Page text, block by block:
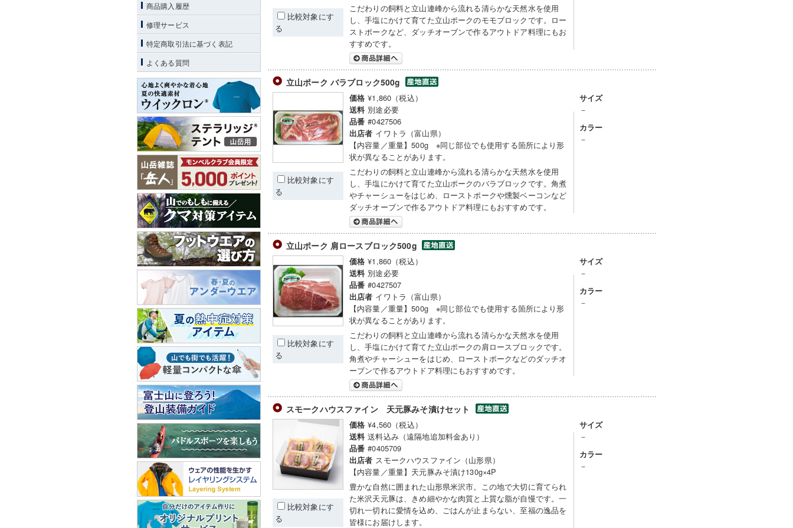
比較対象にす
る
こだわりの飼料と立山連峰から流れる清らかな天然水を使用
し、手塩にかけて育てた立山ポークのモモブロックです。ロー
ストポークなど、ダッチオーブンで作るアウトドア料理にもお
すすめです。
立山ポーク バラブロック500g
比較対象にす
る
価格 ¥1,860（税込）
送料 別途必要
品番 #0427506
出店者 イワトラ（富山県）
【内容量／重量】500g ※同じ部位でも使用する箇所により形
状が異なることがあります。
こだわりの飼料と立山連峰から流れる清らかな天然水を使用
し、手塩にかけて育てた立山ポークのバラブロックです。角煮
やチャーシューをはじめ、ローストポークや燻製ベーコンなど
ダッチオーブンで作るアウトドア料理にもおすすめです。
サイズ
－
カラー
－
立山ポーク 肩ロースブロック500g
比較対象にす
る
価格 ¥1,860（税込）
送料 別途必要
品番 #0427507
出店者 イワトラ（富山県）
【内容量／重量】500g ※同じ部位でも使用する箇所により形
状が異なることがあります。
こだわりの飼料と立山連峰から流れる清らかな天然水を使用
し、手塩にかけて育てた立山ポークの肩ロースブロックです。
角煮やチャーシューをはじめ、ローストポークなどのダッチオ
ーブンで作るアウトドア料理にもおすすめです。
サイズ
－
カラー
－
スモークハウスファイン 天元豚みそ漬けセット
比較対象にす
る
価格 ¥4,560（税込）
送料 送料込み（遠隔地追加料金あり）
品番 #0405709
出店者 スモークハウスファイン（山形県）
【内容量／重量】天元豚みそ漬け130g×4P
豊かな自然に囲まれた山形県米沢市。この地で大切に育てられ
た米沢天元豚は、きめ細やかな肉質と上質な脂が自慢です。一
切れ一切れに愛情を込め、ごはんが止まらない、至福の逸品を
皆様にお届けします。
サイズ
－
カラー
－
商品購入履歴
修理サービス
特定商取引法に基づく表記
よくある質問